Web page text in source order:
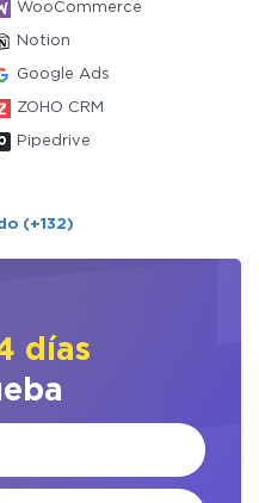
WooCommerce
Notion
Google Ads
ZOHO CRM
Pipedrive
(+132)
días